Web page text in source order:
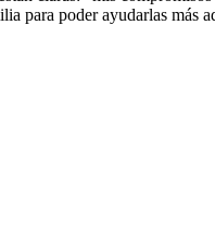
para poder ayudarlas más